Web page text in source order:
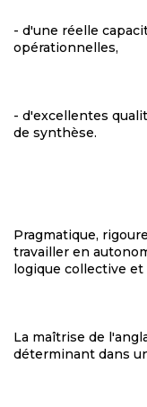
- d'une réelle
opérationnelles,
- d'excellentes
de synthèse.
Pragmatique,
travailler en
logique collective et
La maîtrise de
déterminant dans